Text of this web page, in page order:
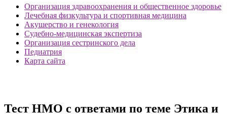
Организация здравоохранения и общественное здоровье
Лечебная физкультура и спортивная медицина
Акушерство и генекология
Судебно-медицинская экспертиза
Организация сестринского дела
Педиатрия
Карта сайта
Тест НМО с ответами по теме Этика и